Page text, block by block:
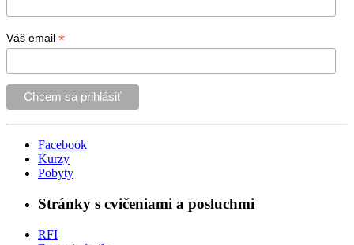
Váš email *
Facebook
Kurzy
Pobyty
Stránky s cvičeniami a posluchmi
RFI